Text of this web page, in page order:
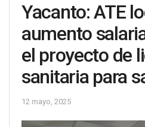
Yacanto: ATE
aumento
el proyecto de
sanitaria para
12 mayo, 2025